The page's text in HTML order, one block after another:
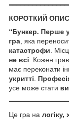
КОРОТКИЙ
“Бункер. Перше
гра , яка
катастрофи .
не всі . Кожен
має переконати
укритті
усе може стати
Це гра на